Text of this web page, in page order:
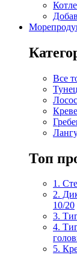
Все
Тунец
Топ
1.
2.
10/20
3.
4.
5.